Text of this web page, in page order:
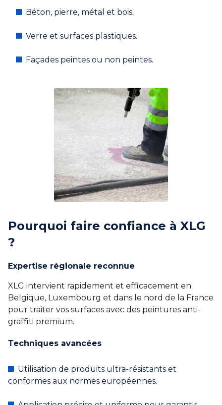
Béton, pierre, métal et bois.
Verre et surfaces plastiques.
Façades peintes ou non peintes.
Pourquoi faire confiance à XLG
?
Expertise régionale reconnue
XLG intervient rapidement et efficacement en
Belgique, Luxembourg et dans le nord de la France
pour traiter vos surfaces avec des peintures anti-
graffiti premium.
Techniques avancées
Utilisation de produits ultra-résistants et
conformes aux normes européennes.